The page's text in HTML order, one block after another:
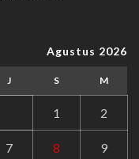
Agustus 2026
J S M
1 2
7 8 9